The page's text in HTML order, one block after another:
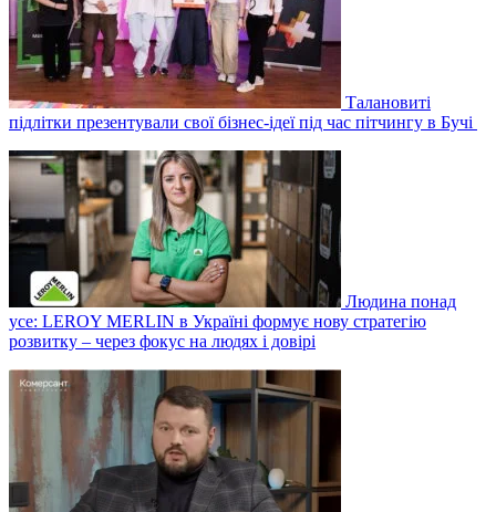
Талановиті
підлітки презентували свої бізнес-ідеї під час пітчингу в Бучі
Людина понад
усе: LEROY MERLIN в Україні формує нову стратегію
розвитку – через фокус на людях і довірі